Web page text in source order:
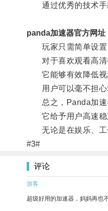
通过优秀的技术手
panda加速器官方网址
玩家只需简单设置
对于喜欢观看高清
它能够有效降低视
用户可以毫不担心
总之，Panda加速
它给予用户高速稳
无论是在娱乐、工
#3#
评论
游客
超级好用的加速器，妈妈再也